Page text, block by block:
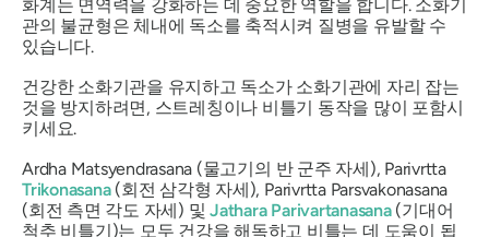
화계는 면역력을 강화하는 데 중요한 역할을 합니다. 소화기
관의 불균형은 체내에 독소를 축적시켜 질병을 유발할 수
있습니다.
건강한 소화기관을 유지하고 독소가 소화기관에 자리 잡는
것을 방지하려면, 스트레칭이나 비틀기 동작을 많이 포함시
키세요.
Ardha Matsyendrasana (물고기의 반 군주 자세), Parivrtta
Trikonasana(회전 삼각형 자세), Parivrtta Parsvakonasana
(회전 측면 각도 자세) 및Jathara Parivartanasana(기대어
척추 비틀기)는 모두 건강을 해독하고 비틀는 데 도움이 됩